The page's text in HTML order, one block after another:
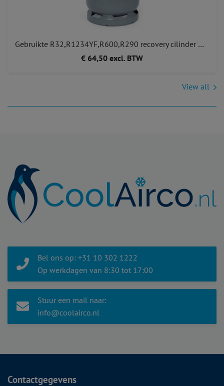
Gebruikte R32,R1234YF,R600,R290 recovery cilinder met 1 kraan voor A2L A2 met EU keurmerk
€ 64,50 excl. BTW
View all
Bel ons op: +31 10 302 1222
Op werkdagen van 8:30 tot 17:00
Stuur een mail naar:
info@coolairco.nl
Contactgegevens